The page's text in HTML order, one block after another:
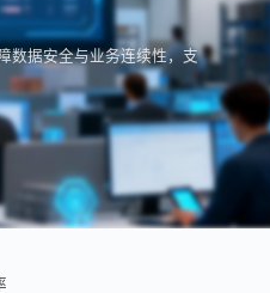
数据安全与业务连续性，支